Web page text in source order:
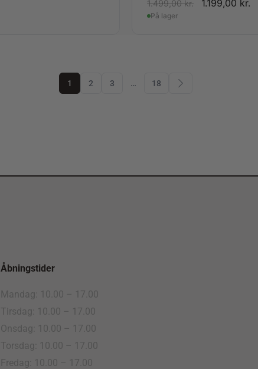
1.499,00kr. 1.199,00 kr.
På lager
1 2 3 … 18
Åbningstider
Mandag: 10.00 – 17.00
Tirsdag: 10.00 – 17.00
Onsdag: 10.00 – 17.00
Torsdag: 10.00 – 17.00
Fredag: 10.00 – 17.00